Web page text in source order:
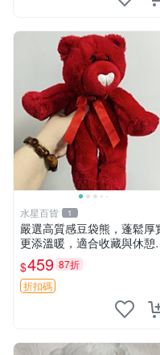
水星百貨 1
嚴選高質感豆袋熊，蓬鬆厚
更添溫暖，適合收藏與休憩
前胸填充飽滿，背部亦具優雅
設計。 豆袋熊 保暖 溫柔 蓬
松
$459 87折
折扣碼